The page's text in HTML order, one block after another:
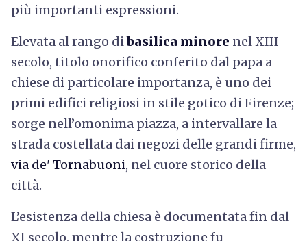
più importanti espressioni.
Elevata al rango dibasilica minore nel XIII
secolo, titolo onorifico conferito dal papa a
chiese di particolare importanza, è uno dei
primi edifici religiosi in stile gotico di Firenze;
sorge nell’omonima piazza, a intervallare la
strada costellata dai negozi delle grandi firme,
via de' Tornabuoni, nel cuore storico della
città.
L’esistenza della chiesa è documentata fin dal
XI secolo, mentre la costruzione fu